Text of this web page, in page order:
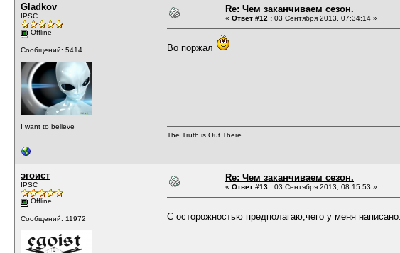
Gladkov
IPSC
Offline
Сообщений: 5414
I want to believe
Re: Чем заканчиваем сезон.
« Ответ #12 : 03 Сентября 2013, 07:34:14 »
Во поржал
The Truth is Out There
эгоист
IPSC
Offline
Сообщений: 11972
Re: Чем заканчиваем сезон.
« Ответ #13 : 03 Сентября 2013, 08:15:53 »
С осторожностью предполагаю,чего у меня написано.